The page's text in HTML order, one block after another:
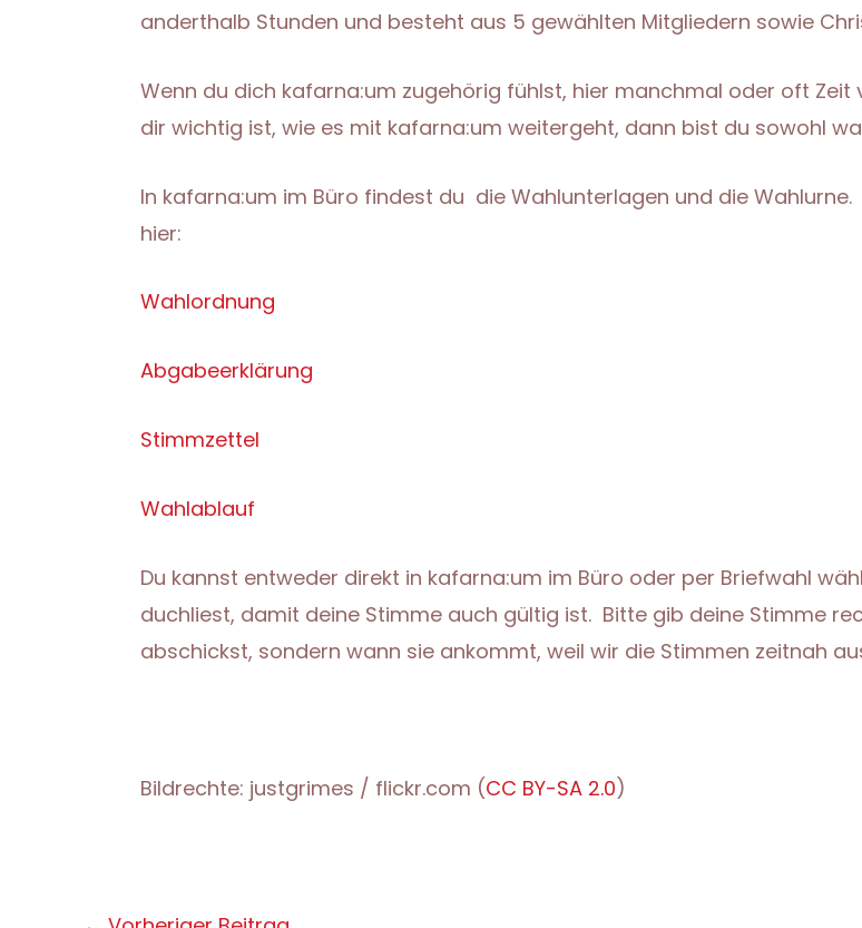
anderthalb Stunden und besteht aus 5 gewählten Mitgliedern sowie
Wenn du dich kafarna:um zugehörig fühlst, hier manchmal oder oft
dir wichtig ist, wie es mit kafarna:um weitergeht, dann bist du sowohl
In kafarna:um im Büro findest du die Wahlunterlagen und die
hier:
Wahlordnung
Abgabeerklärung
Stimmzettel
Wahlablauf
Du kannst entweder direkt in kafarna:um im Büro oder per Briefwahl
duchliest, damit deine Stimme auch gültig ist. Bitte gib deine Stimme
abschickst, sondern wann sie ankommt, weil wir die Stimmen zeitnah
Bildrechte: justgrimes / flickr.com (CC BY-SA 2.0)